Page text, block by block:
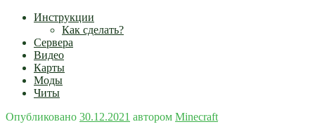
Инструкции
Как сделать?
Сервера
Видео
Карты
Моды
Читы
Опубликовано 30.12.2021 автором Minecraft